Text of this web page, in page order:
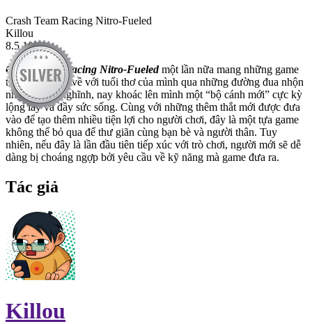
Crash Team Racing Nitro-Fueled
Killou
8.5 10
Crash Team Racing Nitro-Fueledmột lần nữa mang những game
thủ gạo cội trở về với tuổi thơ của mình qua những đường đua nhộn
nhịp và ngộ nghĩnh, nay khoác lên mình một “bộ cánh mới” cực kỳ
lộng lẫy và đầy sức sống. Cùng với những thêm thắt mới được đưa
vào để tạo thêm nhiều tiện lợi cho người chơi, đây là một tựa game
không thể bỏ qua để thư giãn cùng bạn bè và người thân. Tuy
nhiên, nếu đây là lần đầu tiên tiếp xúc với trò chơi, người mới sẽ dễ
dàng bị choáng ngợp bởi yêu cầu về kỹ năng mà game đưa ra.
Tác giả
Killou